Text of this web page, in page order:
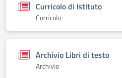
Curricolo di Istituto
Curricolo
Archivio Libri di testo
Archivio